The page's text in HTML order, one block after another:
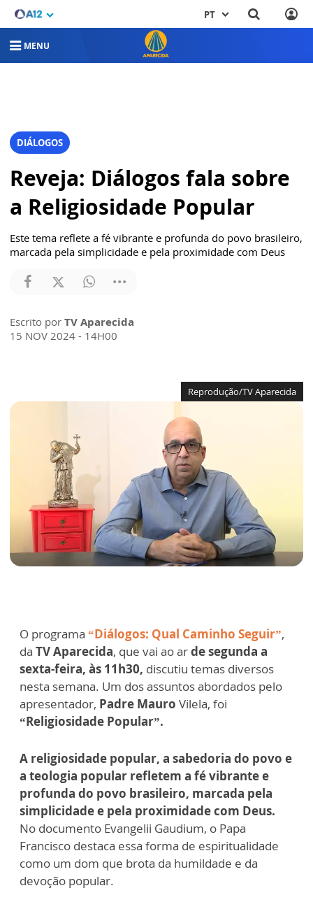
PT
MENU
DIÁLOGOS
Reveja: Diálogos fala sobre
a Religiosidade Popular
Este tema reflete a fé vibrante e profunda do povo brasileiro,
marcada pela simplicidade e pela proximidade com Deus
Escrito por TV Aparecida
15 NOV 2024 - 14H00
Reprodução/TV Aparecida
O programa “Diálogos: Qual Caminho Seguir”,
da TV Aparecida, que vai ao arde segunda a
sexta-feira, às 11h30, discutiu temas diversos
nesta semana. Um dos assuntos abordados pelo
apresentador, Padre Mauro Vilela, foi
“Religiosidade Popular”.
A religiosidade popular, a sabedoria do povo e
a teologia popular refletem a fé vibrante e
profunda do povo brasileiro, marcada pela
simplicidade e pela proximidade com Deus.
No documento Evangelii Gaudium, o Papa
Francisco destaca essa forma de espiritualidade
como um dom que brota da humildade e da
devoção popular.